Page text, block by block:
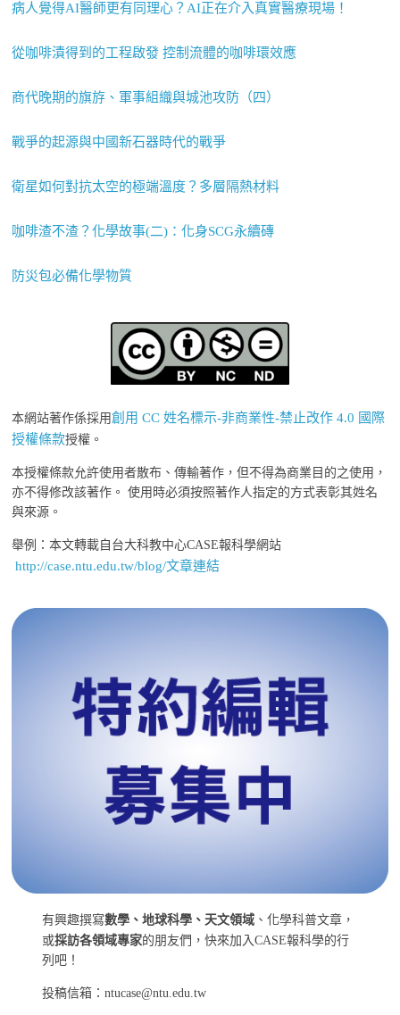
病人覺得AI醫師更有同理心？AI正在介入真實醫療現場！
從咖啡漬得到的工程啟發 控制流體的咖啡環效應
商代晚期的旗斿、軍事組織與城池攻防（四）
戰爭的起源與中國新石器時代的戰爭
衛星如何對抗太空的極端溫度？多層隔熱材料
咖啡渣不渣？化學故事(二)：化身SCG永續磚
防災包必備化學物質
本網站著作係採用創用 CC 姓名標示-非商業性-禁止改作 4.0 國際
授權條款授權。
本授權條款允許使用者散布、傳輸著作，但不得為商業目的之使用，
亦不得修改該著作。 使用時必須按照著作人指定的方式表彰其姓名
與來源。
舉例：本文轉載自台大科教中心CASE報科學網站
http://case.ntu.edu.tw/blog/文章連結
有興趣撰寫數學、地球科學、天文領域 、化學科普文章，
或採訪各領域專家的朋友們，快來加入CASE報科學的行
列吧！
投稿信箱：ntucase@ntu.edu.tw